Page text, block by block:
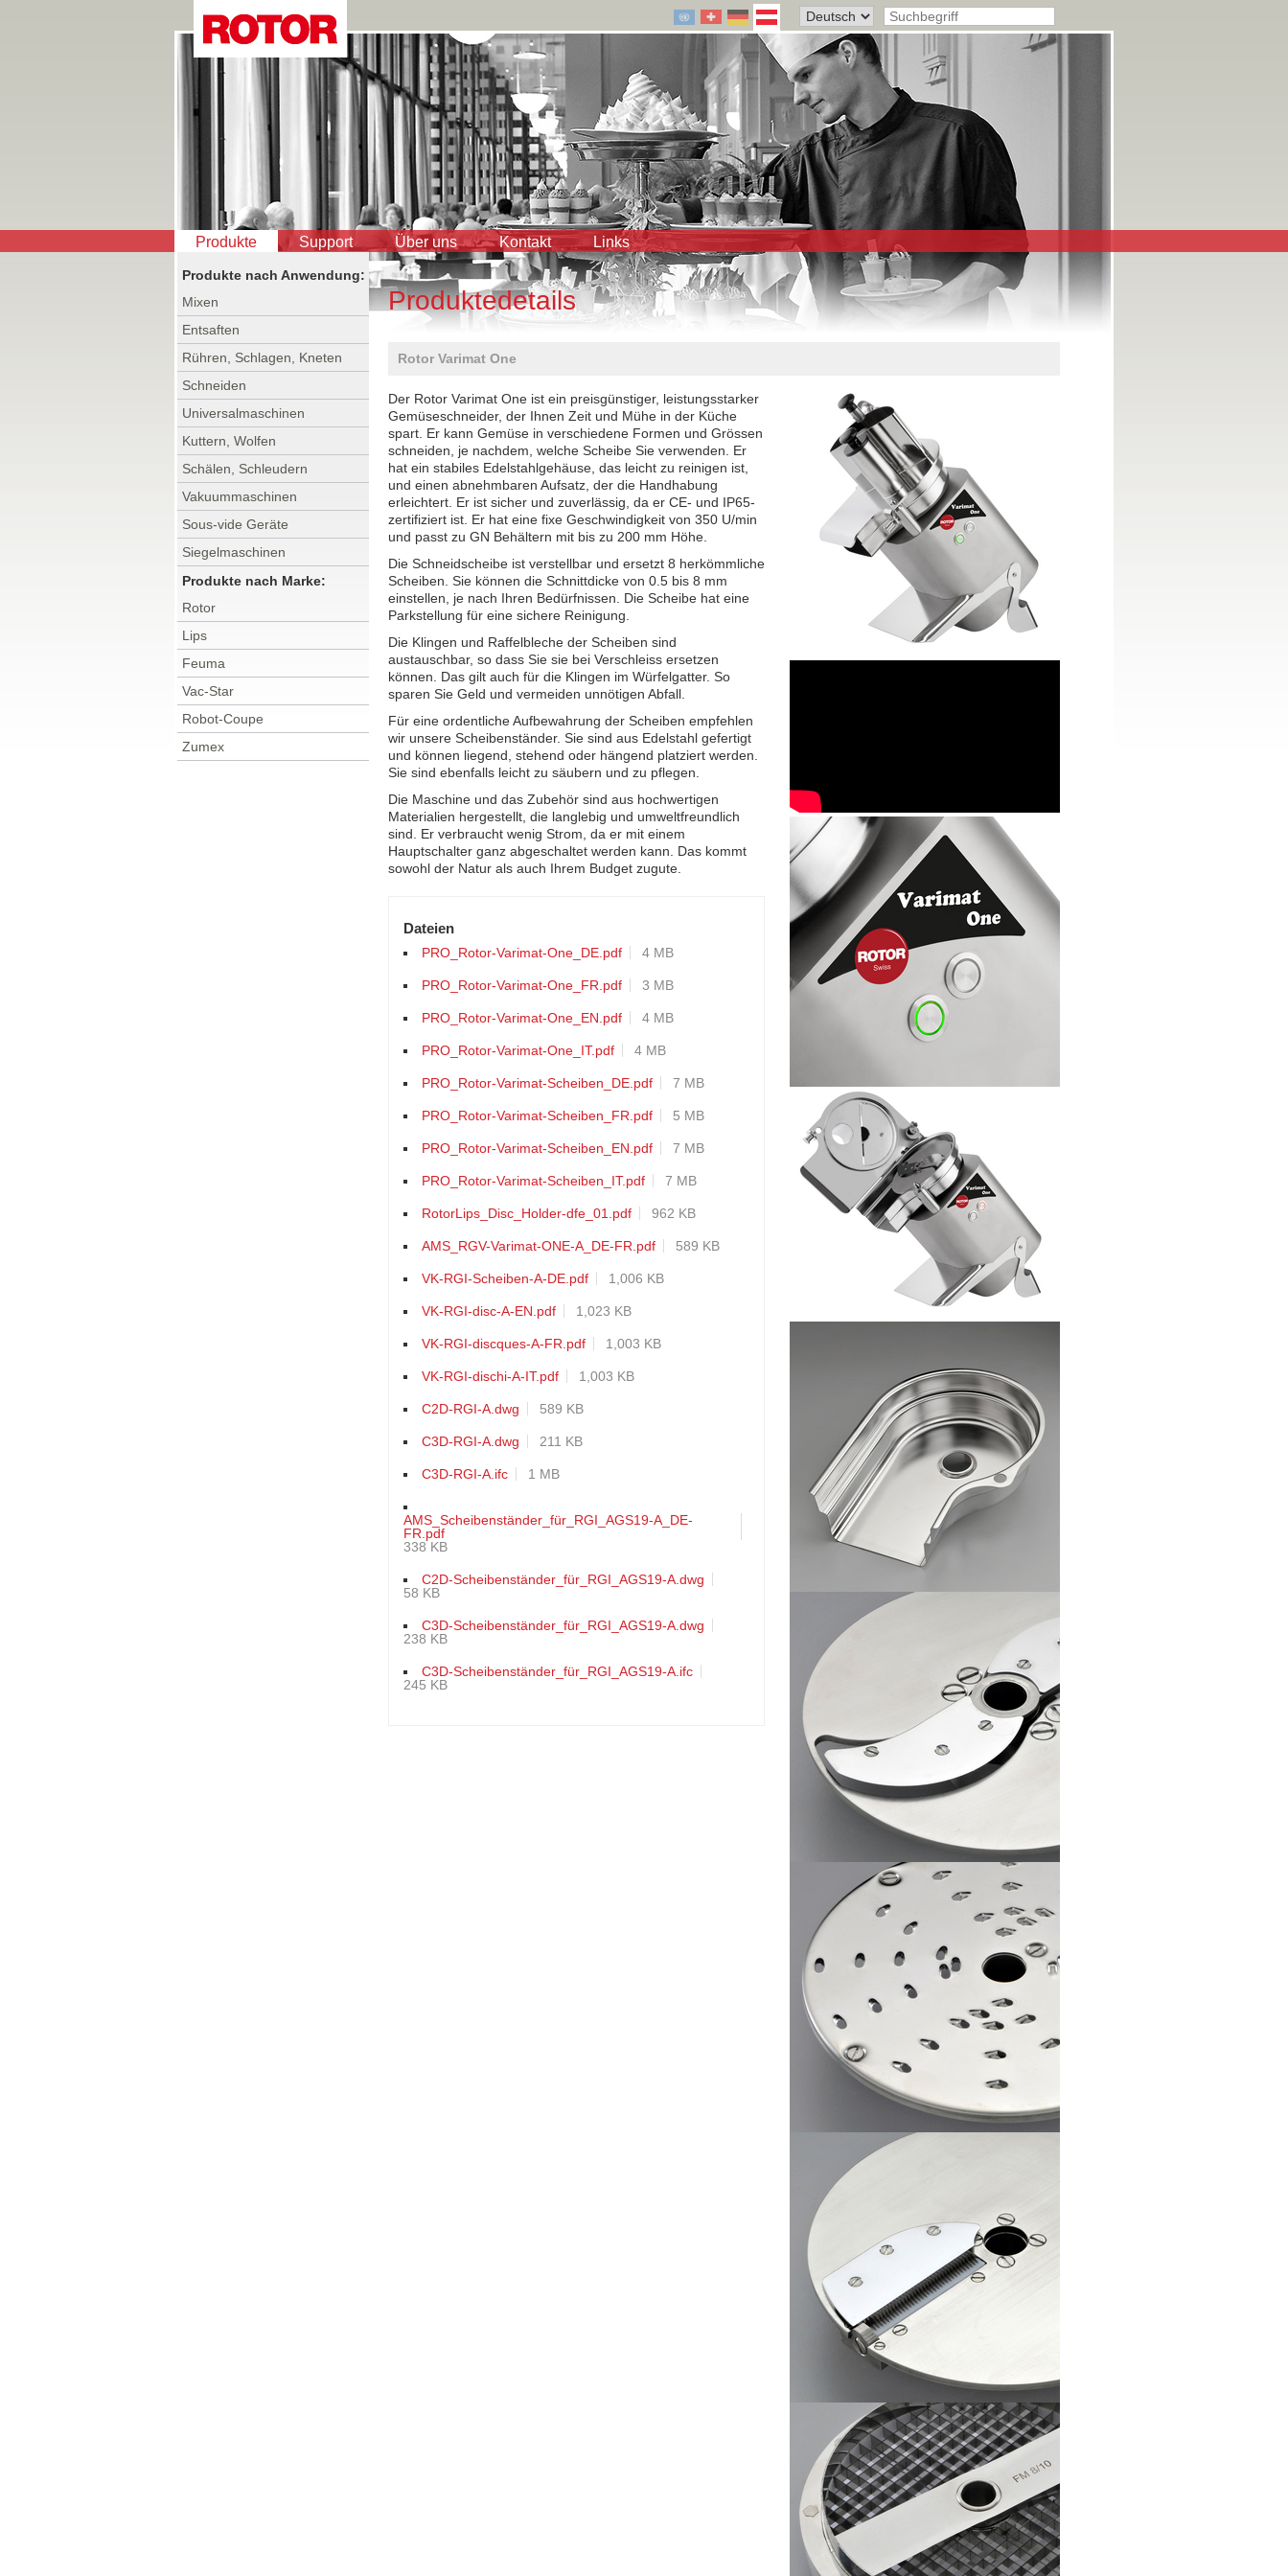
Produkte Support Über uns Kontakt Links
Produkte nach Anwendung:
Mixen
Entsaften
Rühren, Schlagen, Kneten
Schneiden
Universalmaschinen
Kuttern, Wolfen
Schälen, Schleudern
Vakuummaschinen
Sous-vide Geräte
Siegelmaschinen
Produkte nach Marke:
Rotor
Lips
Feuma
Vac-Star
Robot-Coupe
Zumex
Produktedetails
Rotor Varimat One
Der Rotor Varimat One ist ein preisgünstiger, leistungsstarker
Gemüseschneider, der Ihnen Zeit und Mühe in der Küche
spart. Er kann Gemüse in verschiedene Formen und Grössen
schneiden, je nachdem, welche Scheibe Sie verwenden. Er
hat ein stabiles Edelstahlgehäuse, das leicht zu reinigen ist,
und einen abnehmbaren Aufsatz, der die Handhabung
erleichtert. Er ist sicher und zuverlässig, da er CE- und IP65-
zertifiziert ist. Er hat eine fixe Geschwindigkeit von 350 U/min
und passt zu GN Behältern mit bis zu 200 mm Höhe.
Die Schneidscheibe ist verstellbar und ersetzt 8 herkömmliche
Scheiben. Sie können die Schnittdicke von 0.5 bis 8 mm
einstellen, je nach Ihren Bedürfnissen. Die Scheibe hat eine
Parkstellung für eine sichere Reinigung.
Die Klingen und Raffelbleche der Scheiben sind
austauschbar, so dass Sie sie bei Verschleiss ersetzen
können. Das gilt auch für die Klingen im Würfelgatter. So
sparen Sie Geld und vermeiden unnötigen Abfall.
Für eine ordentliche Aufbewahrung der Scheiben empfehlen
wir unsere Scheibenständer. Sie sind aus Edelstahl gefertigt
und können liegend, stehend oder hängend platziert werden.
Sie sind ebenfalls leicht zu säubern und zu pflegen.
Die Maschine und das Zubehör sind aus hochwertigen
Materialien hergestellt, die langlebig und umweltfreundlich
sind. Er verbraucht wenig Strom, da er mit einem
Hauptschalter ganz abgeschaltet werden kann. Das kommt
sowohl der Natur als auch Ihrem Budget zugute.
Dateien
PRO_Rotor-Varimat-One_DE.pdf 4 MB
PRO_Rotor-Varimat-One_FR.pdf 3 MB
PRO_Rotor-Varimat-One_EN.pdf 4 MB
PRO_Rotor-Varimat-One_IT.pdf 4 MB
PRO_Rotor-Varimat-Scheiben_DE.pdf 7 MB
PRO_Rotor-Varimat-Scheiben_FR.pdf 5 MB
PRO_Rotor-Varimat-Scheiben_EN.pdf 7 MB
PRO_Rotor-Varimat-Scheiben_IT.pdf 7 MB
RotorLips_Disc_Holder-dfe_01.pdf 962 KB
AMS_RGV-Varimat-ONE-A_DE-FR.pdf 589 KB
VK-RGI-Scheiben-A-DE.pdf 1,006 KB
VK-RGI-disc-A-EN.pdf 1,023 KB
VK-RGI-discques-A-FR.pdf 1,003 KB
VK-RGI-dischi-A-IT.pdf 1,003 KB
C2D-RGI-A.dwg 589 KB
C3D-RGI-A.dwg 211 KB
C3D-RGI-A.ifc 1 MB
AMS_Scheibenständer_für_RGI_AGS19-A_DE-
FR.pdf
338 KB
C2D-Scheibenständer_für_RGI_AGS19-A.dwg
58 KB
C3D-Scheibenständer_für_RGI_AGS19-A.dwg
238 KB
C3D-Scheibenständer_für_RGI_AGS19-A.ifc
245 KB